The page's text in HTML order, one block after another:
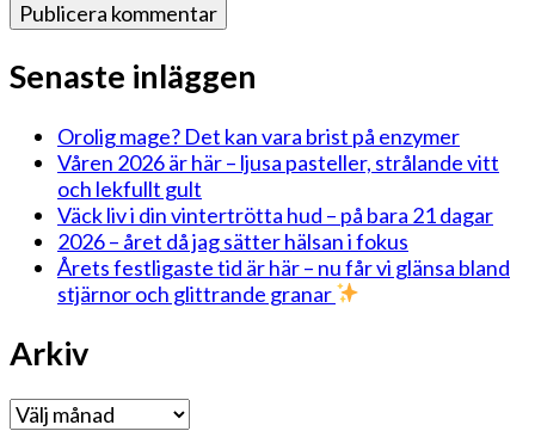
Senaste inläggen
Orolig mage? Det kan vara brist på enzymer
Våren 2026 är här – ljusa pasteller, strålande vitt
och lekfullt gult
Väck liv i din vintertrötta hud – på bara 21 dagar
2026 – året då jag sätter hälsan i fokus
Årets festligaste tid är här – nu får vi glänsa bland
stjärnor och glittrande granar
Arkiv
Arkiv